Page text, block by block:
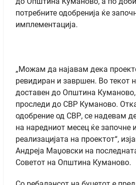
потребните одобренија ќе
имплементација.
„Можам да најавам дека
ревидиран и завршен. Во текот
доставен до Општина Куманово,
проследи до СВР Куманово.
одобрение од СВР, се надевам
на наредниот месец ќе започне
реализацијата на проектот“,
Андреја Маџовски на
Советот на Општина Куманово.